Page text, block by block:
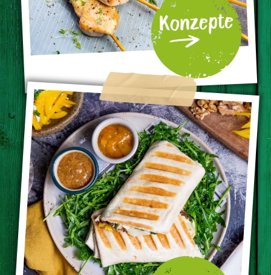
Konzepte